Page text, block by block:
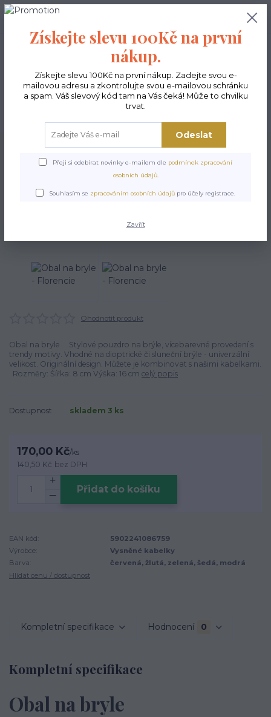
0,00 Kč
Úvod Doplňky Obal na bryle - Florencie
Obal na bryle - Florencie
Ohodnotit produkt
Obal na bryle Stylové pouzdro na brýle, vícebarevné provedení s
trendy motivy. Vhodné na dioptrické či sluneční brýle - univerzální
velikost. Originální design. Můžete je kombinovat s našimi kabelkami.
Rozměry: Šířka: 8 cm Výška: 16 cm celý popis
Dostupnost skladem 3 ks
170,00 Kč/ks
140,50 Kč bez DPH
Přidat do košíku
EAN kód:
5902241086759
Výrobce:
Vysněné kabelky
Barva:
červená, žlutá, zelená, šedá, modrá
Hlídat cenu / dostupnost
Kompletní specifikace Hodnocení 0
Kompletní specifikace
Obal na bryle
Získejte slevu 100Kč na první
nákup.
Získejte slevu 100Kč na první nákup. Zadejte svou e-
mailovou adresu a zkontrolujte svou e-mailovou schránku
a spam. Váš slevový kód tam na Vás čeká! Může to chvilku
trvat.
Odeslat
Přeji si odebírat novinky e-mailem dle podmínek zpracování
osobních údajů.
Souhlasím se zpracováním osobních údajů pro účely registrace.
Zavřít